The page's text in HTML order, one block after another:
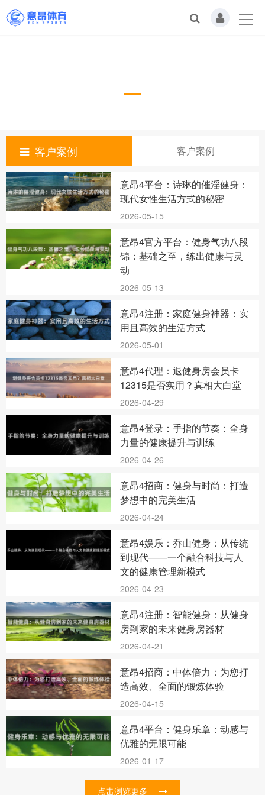
客户案例 客户案例
意昂4平台：诗琳的催淫健身：
现代女性生活方式的秘密
2026-05-15
意昂4官方平台：健身气功八段
锦：基础之至，练出健康与灵
动
2026-05-13
意昂4注册：家庭健身神器：实
用且高效的生活方式
2026-05-01
意昂4代理：退健身房会员卡
12315是否实用？真相大白堂
2026-04-29
意昂4登录：手指的节奏：全身
力量的健康提升与训练
2026-04-26
意昂4招商：健身与时尚：打造
梦想中的完美生活
2026-04-24
意昂4娱乐：乔山健身：从传统
到现代——一个融合科技与人
文的健康管理新模式
2026-04-23
意昂4注册：智能健身：从健身
房到家的未来健身房器材
2026-04-21
意昂4招商：中体倍力：为您打
造高效、全面的锻炼体验
2026-04-15
意昂4平台：健身乐章：动感与
优雅的无限可能
2026-01-17
点击浏览更多